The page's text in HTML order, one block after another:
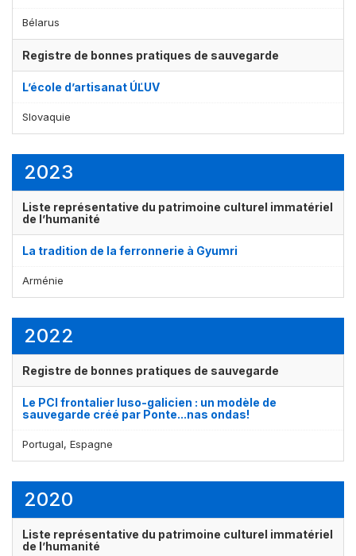
Affichage par et
Bélarus
Registre de bonnes pratiques de sauvegarde
L’école d’artisanat ÚĽUV
Slovaquie
2023
Liste représentative du patrimoine culturel immatériel
de l’humanité
La tradition de la ferronnerie à Gyumri
Arménie
2022
Registre de bonnes pratiques de sauvegarde
Le PCI frontalier luso-galicien : un modèle de
sauvegarde créé par Ponte...nas ondas!
Portugal, Espagne
2020
Liste représentative du patrimoine culturel immatériel
de l’humanité